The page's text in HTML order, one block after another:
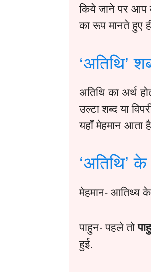
किये जाने पर आप
का रूप मानते हुए
‘अतिथि’
अतिथि का अर्थ
उल्टा शब्द या
यहाँ मेहमान आता
‘अतिथि’ के
मेहमान- आतिथ्य
पाहुन- पहले तो
हुई.